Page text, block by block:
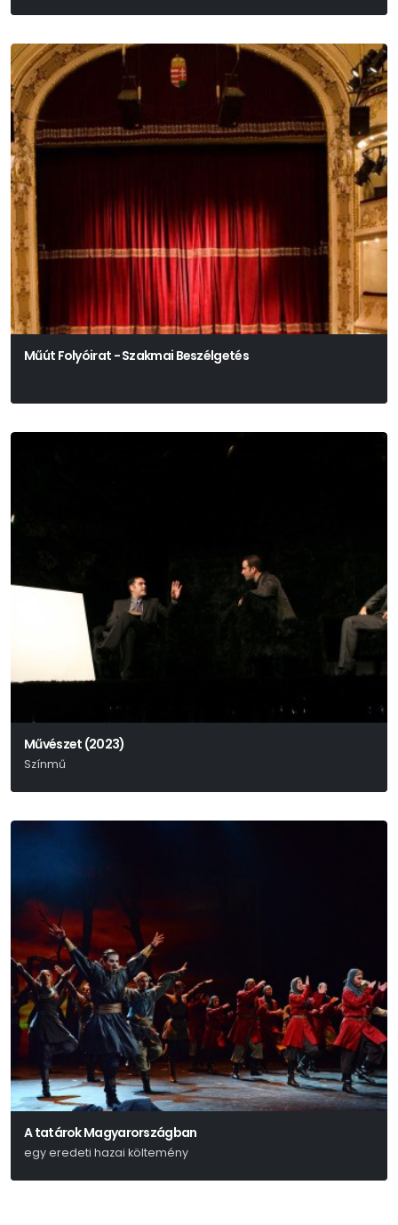
Műút Folyóirat - Szakmai Beszélgetés
Művészet (2023)
Színmű
A tatárok Magyarországban
egy eredeti hazai költemény